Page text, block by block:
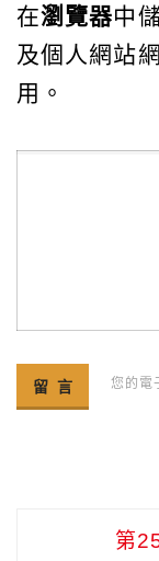
在瀏覽器中
及個人網站
用。
您的電
第